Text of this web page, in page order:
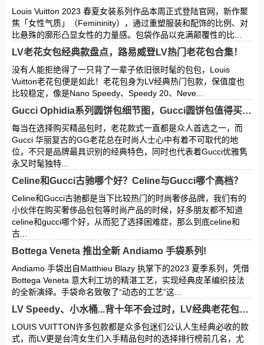
Louis Vuitton 2023 春夏女装系列作品本周正式登陆官网，新作聚
焦「女性气质」（Femininity），通过重塑服装和配饰的比例、对
比悬殊的廓形凸显女性的力量感。包袋作品以充满颠覆性的比...
LV老花女包经典款盘点，路易威登LV热门老花包合集！
没有人能拒绝得了一只背了一辈子依旧很时髦的包包，Louis
Vuitton老花包便是如此！老花包身为LV经典热门包款，保值度也
比较稳定，像是Nano Speedy、Speedy 20、Neve...
Gucci Ophidia系列圆饼包细节图，Gucci圆饼包值得买吗？
每当在选择购买精品包时，老花款式一直都是众人首选之一，而
Gucci 华丽复古的GG老花总在时尚人士心中有着不可取代的地
位，不只是品牌最具识别的经典特色，同时也代表着Gucci优雅隽
永又时髦独特...
Celine和Gucci古驰哪个好？Celine与Gucci哪个高档？
Celine和Gucci古驰都是当下比较热门的时尚奢侈品牌，我们有的
小伙伴在购买奢侈品包包等时尚产品的时候，好多朋友都不知道
celine和gucci哪个好，从而犯了选择困难症，那么到底celine和
古...
Bottega Veneta 推出全新 Andiamo 手袋系列!
Andiamo 手袋出自Matthieu Blazy 执掌下的2023 夏季系列，凭借
Bottega Veneta 意大利工坊的精湛工艺，实现经典皮革编织技法
的全新演绎。手袋命名致敬了“动态的工艺”这...
LV Speedy、小水桶...背十年不会过时，LV经典老花包入门款推荐！
LOUIS VUITTON许多包款都是众多包迷们公认人生经典必收的款
式，而LV更是台湾女生们入手精品包时的选择排行榜前几名，尤